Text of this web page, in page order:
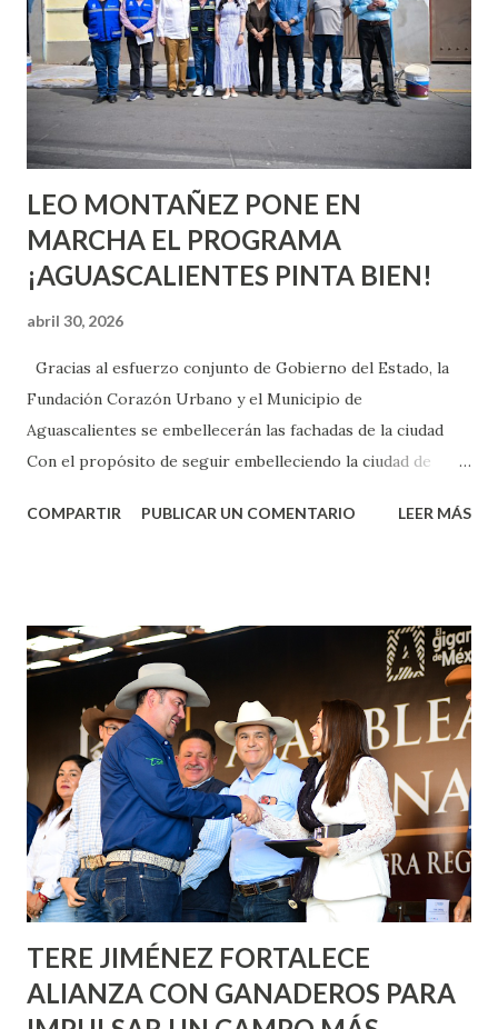
chica y aún no has tenido relaciones sexuales, tal vez
pienses que el sexo será increíble y no puedas esperar para
experimentarlo, pero como cualquier persona con
experiencia te dirá, siempre es mejor cuando ambas partes
son suficientemen...
LEO MONTAÑEZ PONE EN
MARCHA EL PROGRAMA
¡AGUASCALIENTES PINTA BIEN!
abril 30, 2026
Gracias al esfuerzo conjunto de Gobierno del Estado, la
Fundación Corazón Urbano y el Municipio de
Aguascalientes se embellecerán las fachadas de la ciudad
Con el propósito de seguir embelleciendo la ciudad de
municipal, Leo Montañez dio inicio al programa
Corazón Urbano y el Municipio capital. Leo Montañez
informó que en este programa se usarán cerca de 90 mil
metros cuadrados de pintura, para dar inicio en la calle
Nieto, entre Jesús F. Elizondo y la calle 22 de Octubre, con
lo que se aplicará pintura en 66 casas. Posteriormente se
llevará este programa a Villas de Nuestra Señora de la
Asunción, Avenida Alameda y Decreto 27 de Septiembre, en
los edificios FOVISSSTE Ojo de Agua, en la comunidad
Norias de Paso Hondo y en los edificios de...
COMPARTIR PUBLICAR UN COMENTARIO LEER MÁS
TERE JIMÉNEZ FORTALECE
ALIANZA CON GANADEROS PARA